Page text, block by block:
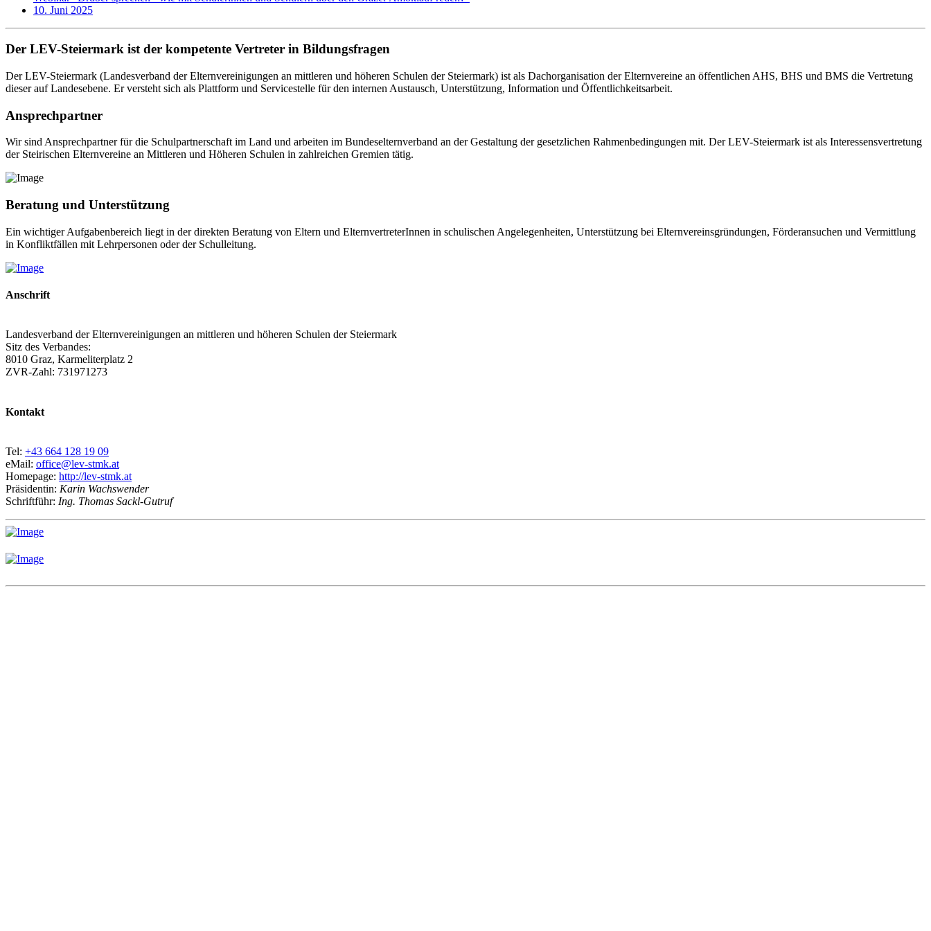
10. Juni 2025
Der LEV-Steiermark ist der kompetente Vertreter in Bildungsfragen
Der LEV-Steiermark (Landesverband der Elternvereinigungen an mittleren und höheren Schulen der Steiermark) ist als Dachorganisation der Elternvereine an öffentlichen AHS, BHS und BMS die Vertretung
dieser auf Landesebene. Er versteht sich als Plattform und Servicestelle für den internen Austausch, Unterstützung, Information und Öffentlichkeitsarbeit.
Ansprechpartner
Wir sind Ansprechpartner für die Schulpartnerschaft im Land und arbeiten im Bundeselternverband an der Gestaltung der gesetzlichen Rahmenbedingungen mit. Der LEV-Steiermark ist als Interessensvertretung
der Steirischen Elternvereine an Mittleren und Höheren Schulen in zahlreichen Gremien tätig.
Beratung und Unterstützung
Ein wichtiger Aufgabenbereich liegt in der direkten Beratung von Eltern und ElternvertreterInnen in schulischen Angelegenheiten, Unterstützung bei Elternvereinsgründungen, Förderansuchen und Vermittlung
in Konfliktfällen mit Lehrpersonen oder der Schulleitung.
Anschrift
Landesverband der Elternvereinigungen an mittleren und höheren Schulen der Steiermark
Sitz des Verbandes:
8010 Graz, Karmeliterplatz 2
ZVR-Zahl: 731971273
Kontakt
Tel: +43 664 128 19 09
eMail: office@lev-stmk.at
Homepage: http://lev-stmk.at
Präsidentin: Karin Wachswender
Schriftführ: Ing. Thomas Sackl-Gutruf